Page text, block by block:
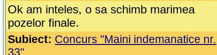
Ok am inteles, o sa schimb marimea
pozelor finale.
Subiect: Concurs "Maini indemanatice nr.
33"